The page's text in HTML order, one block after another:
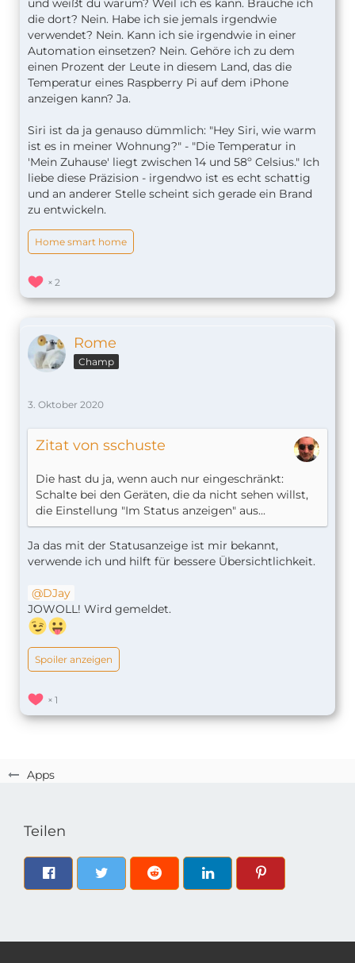
Apps
und weißt du warum? Weil ich es kann. Brauche ich
die dort? Nein. Habe ich sie jemals irgendwie
verwendet? Nein. Kann ich sie irgendwie in einer
Automation einsetzen? Nein. Gehöre ich zu dem
einen Prozent der Leute in diesem Land, das die
Temperatur eines Raspberry Pi auf dem iPhone
anzeigen kann? Ja.
Siri ist da ja genauso dümmlich: "Hey Siri, wie warm
ist es in meiner Wohnung?" - "Die Temperatur in
'Mein Zuhause' liegt zwischen 14 und 58º Celsius." Ich
liebe diese Präzision - irgendwo ist es echt schattig
und an anderer Stelle scheint sich gerade ein Brand
zu entwickeln.
Home smart home
2
Rome
Champ
3. Oktober 2020
Zitat von sschuste
Die hast du ja, wenn auch nur eingeschränkt:
Schalte bei den Geräten, die da nicht sehen willst,
die Einstellung "Im Status anzeigen" aus...
Ja das mit der Statusanzeige ist mir bekannt,
verwende ich und hilft für bessere Übersichtlichkeit.
DJay
JOWOLL! Wird gemeldet.
Spoiler anzeigen
1
Teilen